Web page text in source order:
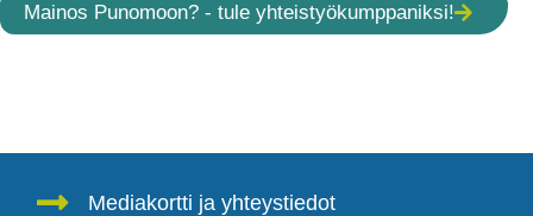
Mainos Punomoon? - tule yhteistyökumppaniksi!
Mediakortti ja yhteystiedot